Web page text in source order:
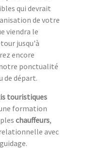
qui devrait
de votre
viendra le
jusqu'à
encore
ponctualité
de départ.
touristiques
formation
chauffeurs,
avec